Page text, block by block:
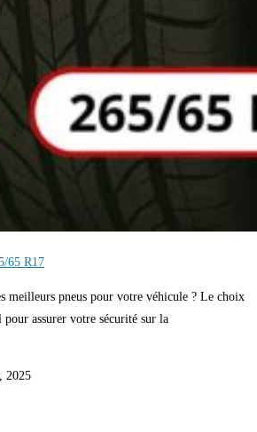
65 R17
meilleurs pneus pour votre véhicule ? Le choix
pour assurer votre sécurité sur la
2025